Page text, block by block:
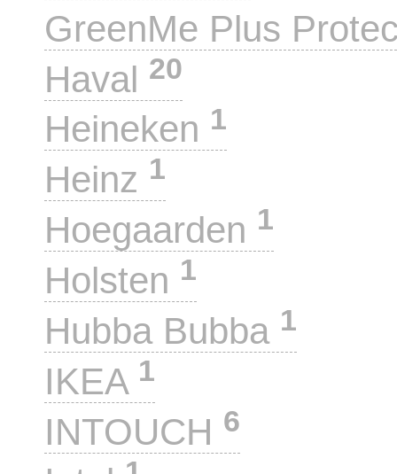
GreenMe Plus
Haval 20
Heineken 1
Heinz 1
Hoegaarden 1
Holsten 1
Hubba Bubba 1
IKEA 1
INTOUCH 6